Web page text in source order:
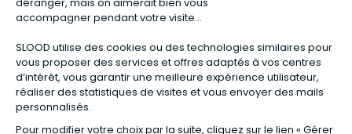
Matelas naturels⋅Graines bio⋅ Lits bébés en bois⋅Déodorant bio⋅Sapin
en bois⋅Complement alimentaire naturel
Calendrier de l’Avent gourmand⋅Couche bio⋅Anti-nuisible⋅Poeles